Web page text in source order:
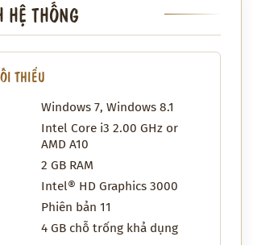
HỆ THỐNG
THIỂU
Windows 7, Windows 8.1
Intel Core i3 2.00 GHz or
AMD A10
2 GB RAM
Intel® HD Graphics 3000
Phiên bản 11
4 GB chỗ trống khả dụng